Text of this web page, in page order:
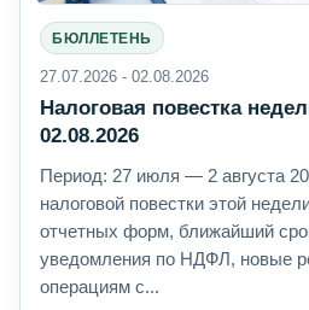
БЮЛЛЕТЕНЬ
27.07.2026 - 02.08.2026
Налоговая повестка
02.08.2026
Период: 27 июля — 2 августа
налоговой повестки этой
отчетных форм, ближайший
уведомления по НДФЛ, новые
операциям с...